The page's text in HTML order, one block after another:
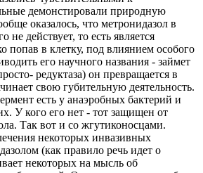
демонстировали природную
оказалось, что метронидазол в
не действует, то есть является
попав в клетку, под влиянием особого
его научного названия - займет
редуктаза) он превращается в
свою губительную деятельность.
есть у анаэробных бактерий и
У кого его нет - тот защищен от
Так вот и со жгутиконосцами.
некоторых инвазивных
(как правило речь идет о
некоторых на мысль об